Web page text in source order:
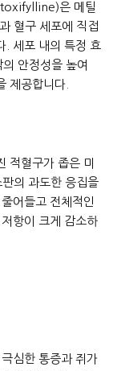
은 메틸
혈구 세포에 직접
. 세포 내의 특정 효
안정성을 높여
제공합니다.
적혈구가 좁은 미
의 과도한 응집을
어들고 전체적인
항이 크게 감소하
심한 통증과 쥐가